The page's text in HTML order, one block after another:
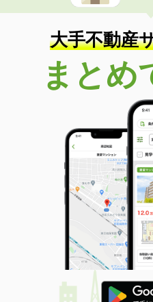
大手不動産
まとめ